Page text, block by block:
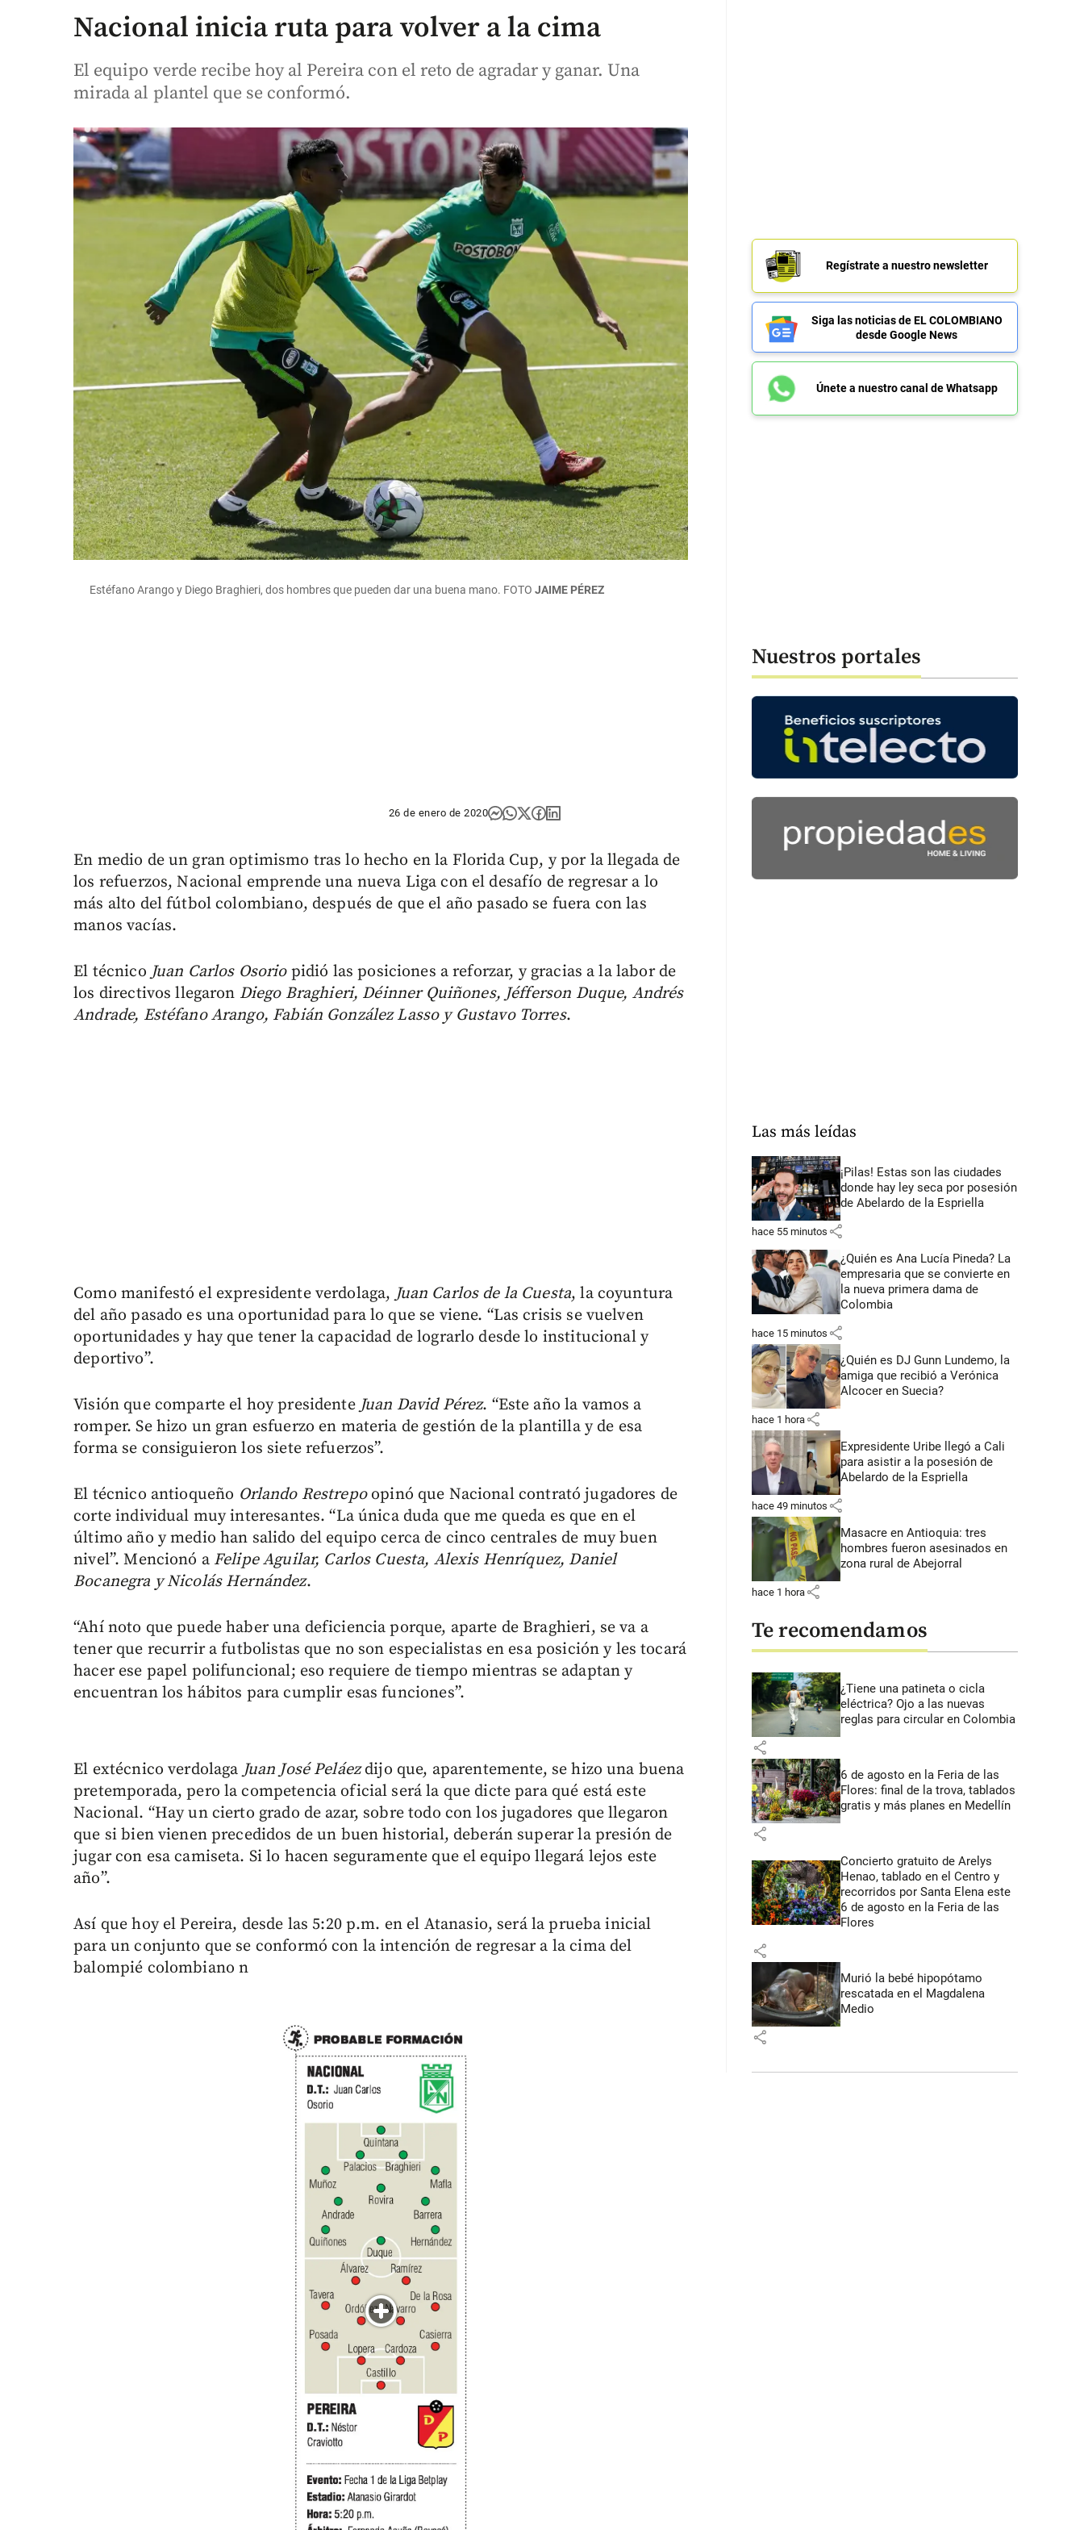
Nacional inicia ruta para volver a la cima
El equipo verde recibe hoy al Pereira con el reto de agradar y ganar. Una
mirada al plantel que se conformó.
Estéfano Arango y Diego Braghieri, dos hombres que pueden dar una buena mano. FOTO JAIME PÉREZ
26 de enero de 2020
En medio de un gran optimismo tras lo hecho en la Florida Cup, y por la llegada de
los refuerzos, Nacional emprende una nueva Liga con el desafío de regresar a lo
más alto del fútbol colombiano, después de que el año pasado se fuera con las
manos vacías.
El técnicoJuan Carlos Osorio pidió las posiciones a reforzar, y gracias a la labor de
los directivos llegaron Diego Braghieri, Déinner Quiñones, Jéfferson Duque, Andrés
Andrade, Estéfano Arango, Fabián González Lasso y Gustavo Torres.
Como manifestó el expresidente verdolaga,Juan Carlos de la Cuesta, la coyuntura
del año pasado es una oportunidad para lo que se viene. “Las crisis se vuelven
oportunidades y hay que tener la capacidad de lograrlo desde lo institucional y
deportivo”.
Visión que comparte el hoy presidenteJuan David Pérez. “Este año la vamos a
romper. Se hizo un gran esfuerzo en materia de gestión de la plantilla y de esa
forma se consiguieron los siete refuerzos”.
El técnico antioqueño Orlando Restrepo opinó que Nacional contrató jugadores de
corte individual muy interesantes. “La única duda que me queda es que en el
último año y medio han salido del equipo cerca de cinco centrales de muy buen
nivel”. Mencionó a Felipe Aguilar, Carlos Cuesta, Alexis Henríquez, Daniel
Bocanegra y Nicolás Hernández.
“Ahí noto que puede haber una deficiencia porque, aparte de Braghieri, se va a
tener que recurrir a futbolistas que no son especialistas en esa posición y les tocará
hacer ese papel polifuncional; eso requiere de tiempo mientras se adaptan y
encuentran los hábitos para cumplir esas funciones”.
El extécnico verdolagaJuan José Peláezdijo que, aparentemente, se hizo una buena
pretemporada, pero la competencia oficial será la que dicte para qué está este
Nacional. “Hay un cierto grado de azar, sobre todo con los jugadores que llegaron
que si bien vienen precedidos de un buen historial, deberán superar la presión de
jugar con esa camiseta. Si lo hacen seguramente que el equipo llegará lejos este
año”.
Así que hoy el Pereira, desde las 5:20 p.m. en el Atanasio, será la prueba inicial
para un conjunto que se conformó con la intención de regresar a la cima del
balompié colombiano n
Regístrate a nuestro newsletter
Siga las noticias de EL COLOMBIANO
desde Google News
Únete a nuestro canal de Whatsapp
Nuestros portales
Las más leídas
¡Pilas! Estas son las ciudades
donde hay ley seca por posesión
de Abelardo de la Espriella
hace 55 minutos share
¿Quién es Ana Lucía Pineda? La
empresaria que se convierte en
la nueva primera dama de
Colombia
hace 15 minutos share
¿Quién es DJ Gunn Lundemo, la
amiga que recibió a Verónica
Alcocer en Suecia?
hace 1 hora share
Expresidente Uribe llegó a Cali
para asistir a la posesión de
Abelardo de la Espriella
hace 49 minutos share
Masacre en Antioquia: tres
hombres fueron asesinados en
zona rural de Abejorral
hace 1 hora share
Te recomendamos
¿Tiene una patineta o cicla
eléctrica? Ojo a las nuevas
reglas para circular en Colombia
share
6 de agosto en la Feria de las
Flores: final de la trova, tablados
gratis y más planes en Medellín
share
Concierto gratuito de Arelys
Henao, tablado en el Centro y
recorridos por Santa Elena este
6 de agosto en la Feria de las
Flores
share
Murió la bebé hipopótamo
rescatada en el Magdalena
Medio
share